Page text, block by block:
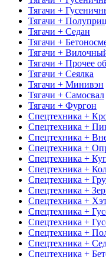
Тягачи +
Тягачи +
Тягачи + Седан
Тягачи +
Тягачи +
Тягачи + Прочее
Тягачи + Сеялка
Тягачи + Минивэн
Тягачи + Самосвал
Тягачи + Фургон
Спецтехника +
Спецтехника +
Спецтехника +
Спецтехника +
Спецтехника +
Спецтехника +
Спецтехника +
Спецтехника +
Спецтехника +
Спецтехника +
Спецтехника +
Спецтехника +
Спецтехника +
Спецтехника +